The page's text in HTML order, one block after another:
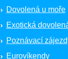
Dovolená u moře
Exotická
Poznávací
Eurovíkendy